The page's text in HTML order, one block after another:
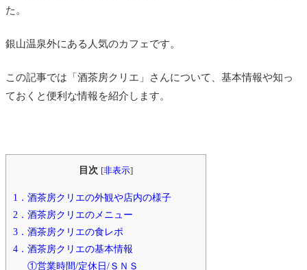
た。
銀山温泉外にある人気のカフェです。
この記事では「酒茶房クリエ」さんについて、基本情報や知っ
ておくと便利な情報を紹介します。
目次 [非表示]
1．酒茶房クリエの外観や店内の様子
2．酒茶房クリエのメニュー
3．酒茶房クリエの食レポ
4．酒茶房クリエの基本情報
①営業時間/定休日/ＳＮＳ